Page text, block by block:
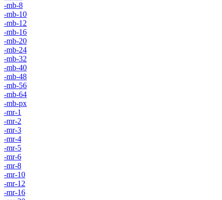
-mb-8
-mb-10
-mb-12
-mb-16
-mb-20
-mb-24
-mb-32
-mb-40
-mb-48
-mb-56
-mb-64
-mb-px
-mr-1
-mr-2
-mr-3
-mr-4
-mr-5
-mr-6
-mr-8
-mr-10
-mr-12
-mr-16